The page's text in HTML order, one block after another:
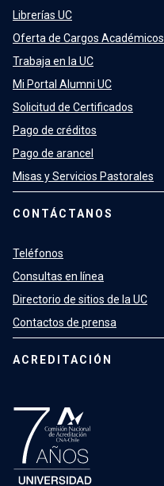
Librerías UC
Oferta de Cargos Académicos
Trabaja en la UC
Mi Portal Alumni UC
Solicitud de Certificados
Pago de créditos
Pago de arancel
Misas y Servicios Pastorales
CONTÁCTANOS
Teléfonos
Consultas en línea
Directorio de sitios de la UC
Contactos de prensa
ACREDITACIÓN